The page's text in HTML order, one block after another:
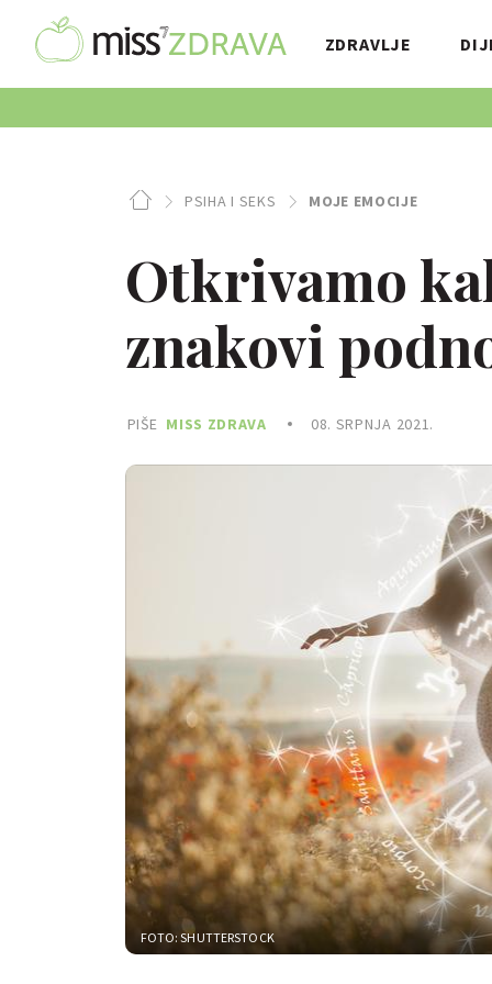
ZDRAVLJE
PSIHA I SEKS MOJE EMOCIJE
Otkrivamo
znakovi
PIŠE MISS ZDRAVA 08. SRPNJA 2021.
FOTO: SHUTTERSTOCK